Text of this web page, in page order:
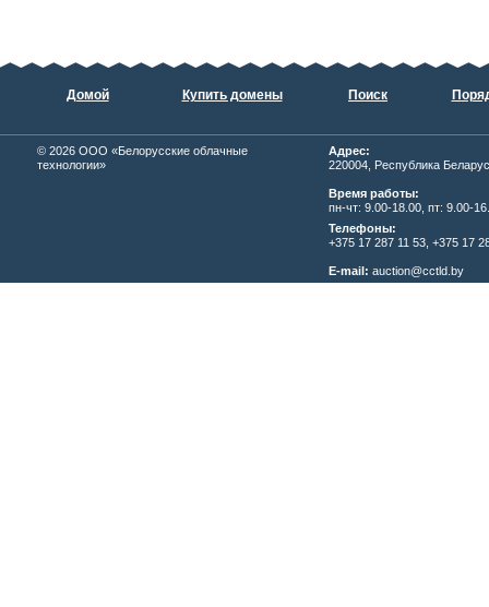
Домой Купить домены Поиск
© 2026 ОOО «Белорусские облачные
технологии»
Адрес:
220004, Республика
Время работы:
пн-чт: 9.00-18.00, пт: 9.00-
Телефоны:
+375 17 287 11 53, +375 17
E-mail: auction@cctld.by